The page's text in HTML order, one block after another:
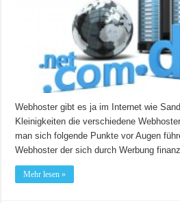
Webhoster gibt es ja im Internet wie
Kleinigkeiten die verschiedene
man sich folgende Punkte vor Augen
Webhoster der sich durch Werbung
Mehr lesen »